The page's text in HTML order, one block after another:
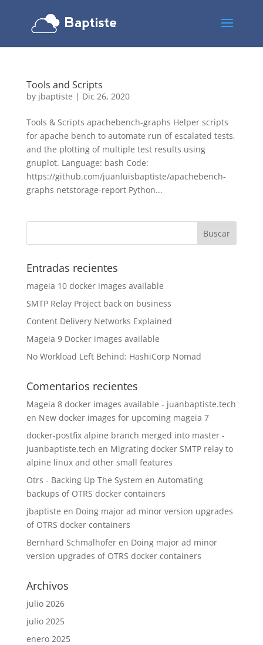
Tools and Scripts
by jbaptiste | Dic 26, 2020
Tools & Scripts apachebench-graphs Helper scripts
for apache bench to automate run of escalated tests,
and the plotting of multiple test results using
gnuplot. Language: bash Code:
https://github.com/juanluisbaptiste/apachebench-
graphs netstorage-report Python...
Entradas recientes
mageia 10 docker images available
SMTP Relay Project back on business
Content Delivery Networks Explained
Mageia 9 Docker images available
No Workload Left Behind: HashiCorp Nomad
Comentarios recientes
Mageia 8 docker images available - juanbaptiste.tech
en New docker images for upcoming mageia 7
docker-postfix alpine branch merged into master -
juanbaptiste.tech en Migrating docker SMTP relay to
alpine linux and other small features
Otrs - Backing Up The System en Automating
backups of OTRS docker containers
jbaptiste en Doing major ad minor version upgrades
of OTRS docker containers
Bernhard Schmalhoferen Doing major ad minor
version upgrades of OTRS docker containers
Archivos
julio 2026
julio 2025
enero 2025